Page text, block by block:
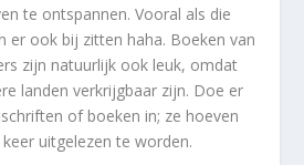
te ontspannen. Vooral als die
er ook bij zitten haha. Boeken van
zijn natuurlijk ook leuk, omdat
landen verkrijgbaar zijn. Doe er
of boeken in; ze hoeven
uitgelezen te worden.